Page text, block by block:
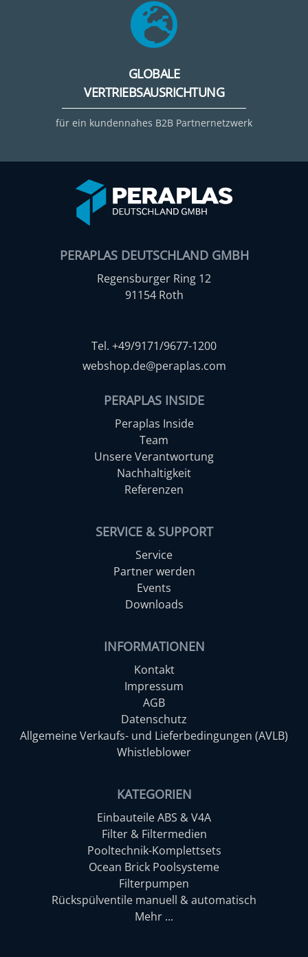
GLOBALE
VERTRIEBSAUSRICHTUNG
für ein kundennahes B2B Partnernetzwerk
PERAPLAS DEUTSCHLAND GMBH
Regensburger Ring 12
91154 Roth
Tel. +49/9171/9677-1200
webshop.de@peraplas.com
PERAPLAS INSIDE
Peraplas Inside
Team
Unsere Verantwortung
Nachhaltigkeit
Referenzen
SERVICE & SUPPORT
Service
Partner werden
Events
Downloads
INFORMATIONEN
Kontakt
Impressum
AGB
Datenschutz
Allgemeine Verkaufs- und Lieferbedingungen (AVLB)
Whistleblower
KATEGORIEN
Einbauteile ABS & V4A
Filter & Filtermedien
Pooltechnik-Komplettsets
Ocean Brick Poolsysteme
Filterpumpen
Rückspülventile manuell & automatisch
Mehr ...